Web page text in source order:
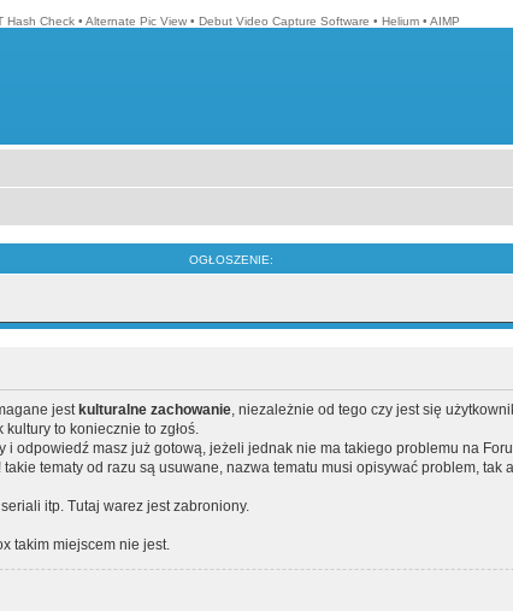
Hash Check • Alternate Pic View • Debut Video Capture Software • Helium • AIMP
OGŁOSZENIE:
jest kulturalne zachowanie, niezależnie od tego czy jest się
to koniecznie to zgłoś.
i odpowiedź masz już gotową, jeżeli jednak nie ma takiego problemu na
tematy od razu są usuwane, nazwa tematu musi opisywać problem,
itp. Tutaj warez jest zabroniony.
takim miejscem nie jest.